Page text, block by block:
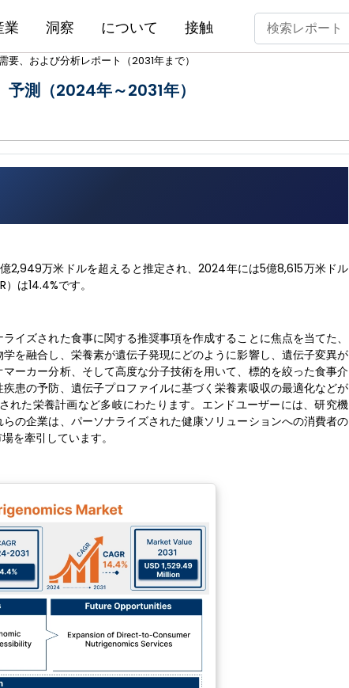
業 洞察 について 接触
、および分析レポート（2031年まで）
測（2024年～2031年）
2,949万米ドルを超えると推定され、2024年には5億8,615万米ドル
は14.4%です。
イズされた食事に関する推奨事項を作成することに焦点を当てた、
を融合し、栄養素が遺伝子発現にどのように影響し、遺伝子変異が
ーカー分析、そして高度な分子技術を用いて、標的を絞った食事介
患の予防、遺伝子プロファイルに基づく栄養素吸収の最適化などが
た栄養計画など多岐にわたります。エンドユーザーには、研究機
の企業は、パーソナライズされた健康ソリューションへの消費者の
を牽引しています。